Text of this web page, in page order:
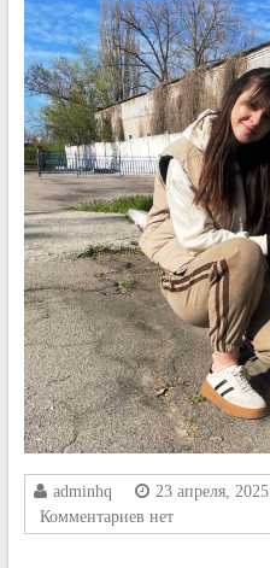
adminhq 23 апреля, 2025
Комментариев нет